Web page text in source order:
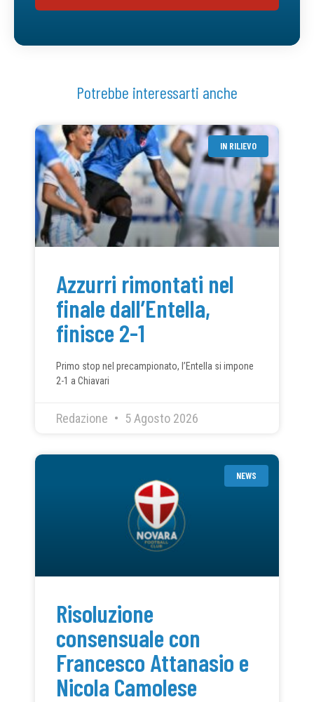
Potrebbe interessarti anche
IN RILIEVO
Azzurri rimontati nel
finale dall’Entella,
finisce 2-1
Primo stop nel precampionato, l’Entella si impone
2-1 a Chiavari
Redazione 5 Agosto 2026
NEWS
Risoluzione
consensuale con
Francesco Attanasio e
Nicola Camolese